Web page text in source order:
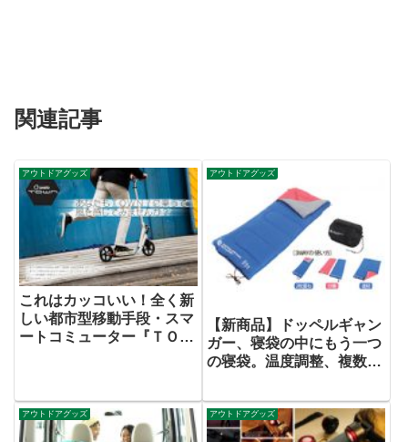
関連記事
アウトドアグッズ
これはカッコいい！全く新
しい都市型移動手段・スマ
ートコミューター『ＴＯＷ
アウトドアグッズ
【新商品】ドッペルギャン
ガー、寝袋の中にもう一つ
の寝袋。温度調整、複数人
売。
アウトドアグッズ アウトドアグッズ